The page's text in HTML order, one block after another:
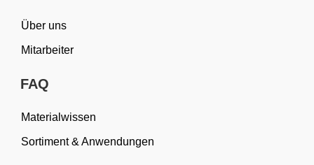
Über uns
Mitarbeiter
FAQ
Materialwissen
Sortiment & Anwendungen